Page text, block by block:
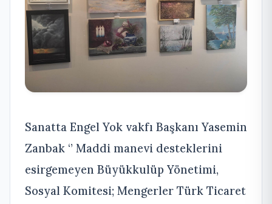
Sanatta Engel Yok vakfı Başkanı Yasemin
Zanbak ‘’ Maddi manevi desteklerini
esirgemeyen Büyükkulüp Yönetimi,
Sosyal Komitesi; Mengerler Türk Ticaret